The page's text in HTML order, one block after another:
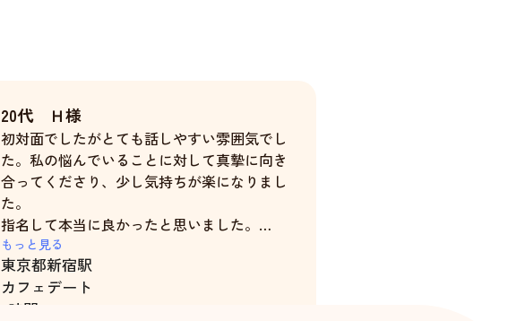
20代 Ｈ様
初対面でしたがとても話しやすい雰囲気でし
た。私の悩んでいることに対して真摯に向き
合ってくださり、少し気持ちが楽になりまし
た。
指名して本当に良かったと思いました。
また必ず利用させていただきます。
もっと見る
東京都新宿駅
カフェデート
3時間